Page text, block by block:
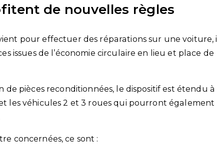
de nouvelles règles
pour effectuer des réparations sur une voiture, il
issues de l’économie circulaire en lieu et place de
de pièces reconditionnées, le dispositif est étendu à
les véhicules 2 et 3 roues qui pourront également
concernées, ce sont :